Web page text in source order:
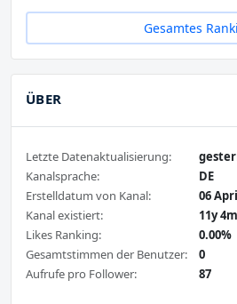
Gesamtes
ÜBER
Letzte Datenaktualisierung:
Kanalsprache:
DE
Erstelldatum von Kanal:
06
Kanal existiert:
11y
Likes Ranking:
0.00%
Gesamtstimmen der Benutzer:
0
Aufrufe pro Follower:
87